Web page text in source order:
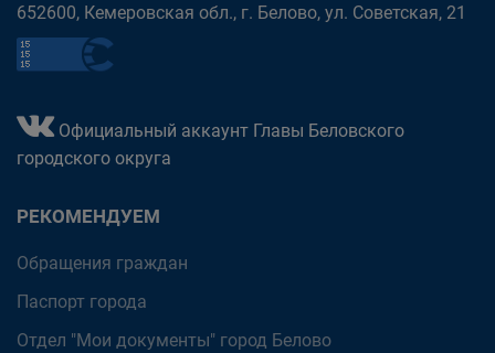
652600, Кемеровская обл., г. Белово, ул. Советская, 21
Официальный аккаунт Главы Беловского
городского округа
РЕКОМЕНДУЕМ
Обращения граждан
Паспорт города
Отдел "Мои документы" город Белово